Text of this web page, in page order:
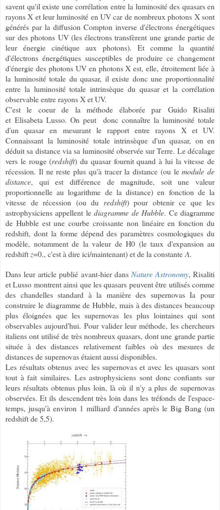
savent qu'il existe une corrélation entre la luminosité des quasars en
rayons X et leur luminosité en UV car de nombreux photons X sont
générés par la diffusion Compton inverse d'électrons énergétiques
surdes photons UV (les électrons transfèrent une grande partie de
leur énergie cinétique aux photons). Et comme la quantité
d'électrons énergétiques susceptibles de produire ce changement
d'énergie des photons UV en photons X est, elle, étroitement liée à
la luminosité totale du quasar, il existe donc une proportionnalité
entre la luminosité totale intrinsèque du quasar et la corrélation
observable entre rayons X et UV.
C'est le coeur de la méthode élaborée par Guido Risaliti
et Elisabeta Lusso. On peut donc connaître la luminosité totale
d'un quasar en mesurant le rapport entre rayons X et UV.
Connaissant la luminosité totale intrinsèque d'un quasar, on en
déduit sa distance via sa luminosité observée sur Terre. Le décalage
vers le rouge (redshift) du quasar fournit quand à lui la vitesse de
récession. Il ne reste plus qu'à tracer la distance (ou lemodule de
distance, qui est différence de magnitude, soit une valeur
proportionnelle au logarithme de la distance) en fonction de la
vitesse de récession (ou du redshift) pour obtenir ce que les
astrophysiciens appellent lediagramme de Hubble. Ce diagramme
de Hubble est une courbe croissante non linéaire en fonction du
redshift, dont la forme dépend des paramètres cosmologiques du
modèle, notamment de la valeur de H0 (le taux d'expansion au
redshift z=0., c'est à dire ici/maintenant) et de la constante 𝛬.
Dans leur article publié avant-hier dans Nature Astronomy, Risaliti
et Lusso montrent ainsi que les quasars peuvent être utilisés comme
des chandelles standard à la manière des supernovas Ia pour
construire le diagramme de Hubble, mais à des distances beaucoup
plus éloignées que les supernovas les plus lointaines qui sont
observables aujourd'hui. Pour valider leur méthode, les chercheurs
italiens ont utilisé de très nombreux quasars, dont une grande partie
située à des distances relativement faibles où des mesures de
distances de supernovas étaient aussi disponibles.
Les résultats obtenus avec les supernovas et avec les quasars sont
tout à fait similaires. Les astrophysiciens sont donc confiants sur
leurs résultats obtenus plus loin, là où il n'y a plus de supernovas
observées. Et ils descendent très loin dans les tréfonds de l'espace-
temps, jusqu'à environ 1 milliard d'années après le Big Bang (un
redshift de 5,5).